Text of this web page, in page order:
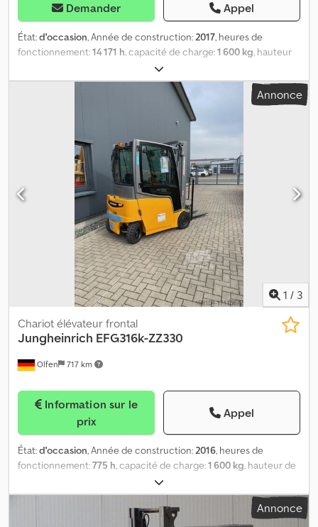
Demander Appel
État:d'occasion, Année de construction:2017, heures de
fonctionnement:14 171 h, capacité de charge:1 600 kg, hauteur
, type de carburant:
duplex, hauteur de construction:2 320 mm, état des pneus:50
18x7-8
, taille de pneu arrière:
, longueur totale:
, Équipements : Déplacement latéral, Équipement spécial :
chauffage, cabine intégrale, levée libre totale, Codpfx Amsr
Annonce
1 / 3
Olfen 717 km
Chariot élévateur frontal
Jungheinrich EFG316k-ZZ330
prix
Appel
État:d'occasion, Année de construction:2016, heures de
fonctionnement:775 h, capacité de charge:1 600 kg, hauteur de
, type de carburant:
duplex, hauteur de construction:2 160 mm, état des pneus:50
autre, Équipements auxiliaires :
Annonce